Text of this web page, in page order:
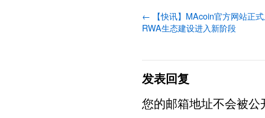
← 【快讯】MAcoin官方网站正
RWA生态建设进入新阶段
发表回复
您的邮箱地址不会被公